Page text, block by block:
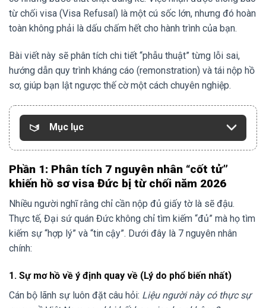
từ chối visa (Visa Refusal) là một cú sốc lớn, nhưng đó hoàn
toàn không phải là dấu chấm hết cho hành trình của bạn.
Bài viết này sẽ phân tích chi tiết “phẫu thuật” từng lỗi sai,
hướng dẫn quy trình kháng cáo (remonstration) và tái nộp hồ
sơ, giúp bạn lật ngược thế cờ một cách chuyên nghiệp.
Mục lục
Phần 1: Phân tích 7 nguyên nhân “cốt tử”
khiến hồ sơ visa Đức bị từ chối năm 2026
Nhiều người nghĩ rằng chỉ cần nộp đủ giấy tờ là sẽ đậu.
Thực tế, Đại sứ quán Đức không chỉ tìm kiếm “đủ” mà họ tìm
kiếm sự “hợp lý” và “tin cậy”. Dưới đây là 7 nguyên nhân
chính:
1. Sự mơ hồ về ý định quay về (Lý do phổ biến nhất)
Cán bộ lãnh sự luôn đặt câu hỏi: Liệu người này có thực sự